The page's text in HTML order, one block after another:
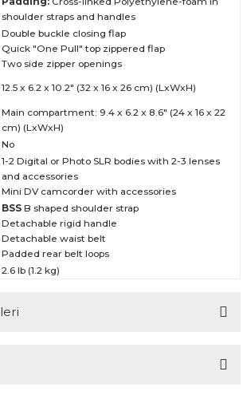
shoulder straps and handles
Double buckle closing flap
Quick "One Pull" top zippered flap
Two side zipper openings
12.5 x 6.2 x 10.2" (32 x 16 x 26 cm) (LxWxH)
Main compartment: 9.4 x 6.2 x 8.6" (24 x 16 x 22
cm) (LxWxH)
No
1-2 Digital or Photo SLR bodies with 2-3 lenses
and accessories
Mini DV camcorder with accessories
BSS B shaped shoulder strap
Detachable rigid handle
Detachable waist belt
Padded rear belt loops
2.6 lb (1.2 kg)